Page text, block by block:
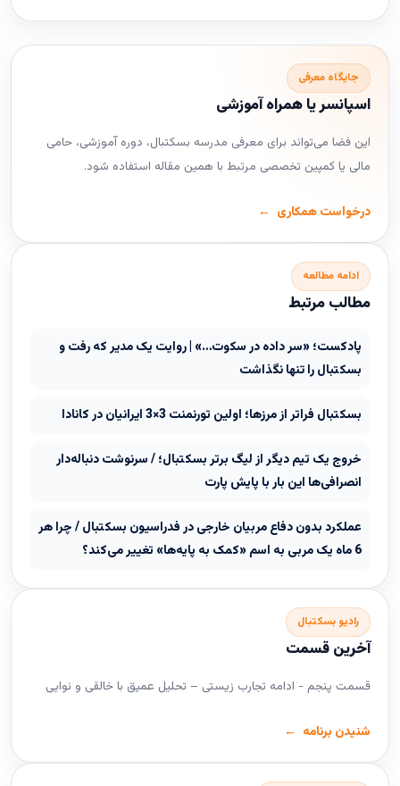
جایگاه معرفی
اسپانسر یا همراه آموزشی
این فضا می‌تواند برای معرفی مدرسه بسکتبال، دوره آموزشی، حامی
مالی یا کمپین تخصصی مرتبط با همین مقاله استفاده شود.
درخواست همکاری
ادامه مطالعه
مطالب مرتبط
پادکست؛ «سر داده در سکوت…» | روایت یک مدیر که رفت و
بسکتبال را تنها نگذاشت
بسکتبال فراتر از مرزها؛ اولین تورنمنت 3×3 ایرانیان در کانادا
خروج یک تیم دیگر از لیگ برتر بسکتبال؛ / سرنوشت دنباله‌دار
انصرافی‌ها این بار با پایش پارت
عملکرد بدون دفاع مربیان خارجی در فدراسیون بسکتبال / چرا هر
6 ماه یک مربی به اسم «کمک به پایه‌ها» تغییر می‌کند؟
رادیو بسکتبال
آخرین قسمت
قسمت پنجم - ادامه تجارب زیستی – تحلیل عمیق با خالقی و نوایی
شنیدن برنامه